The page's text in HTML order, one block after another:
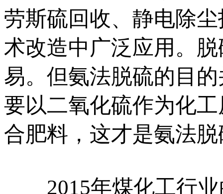
劳斯硫回收、静电除
术改造中广泛应用。
易。但氨法脱硫的目
要以二氧化硫作为化
合肥料，这才是氨法
2015年煤化工行业